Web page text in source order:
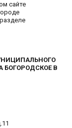
сайте
БОГОРОДСКОЕ В